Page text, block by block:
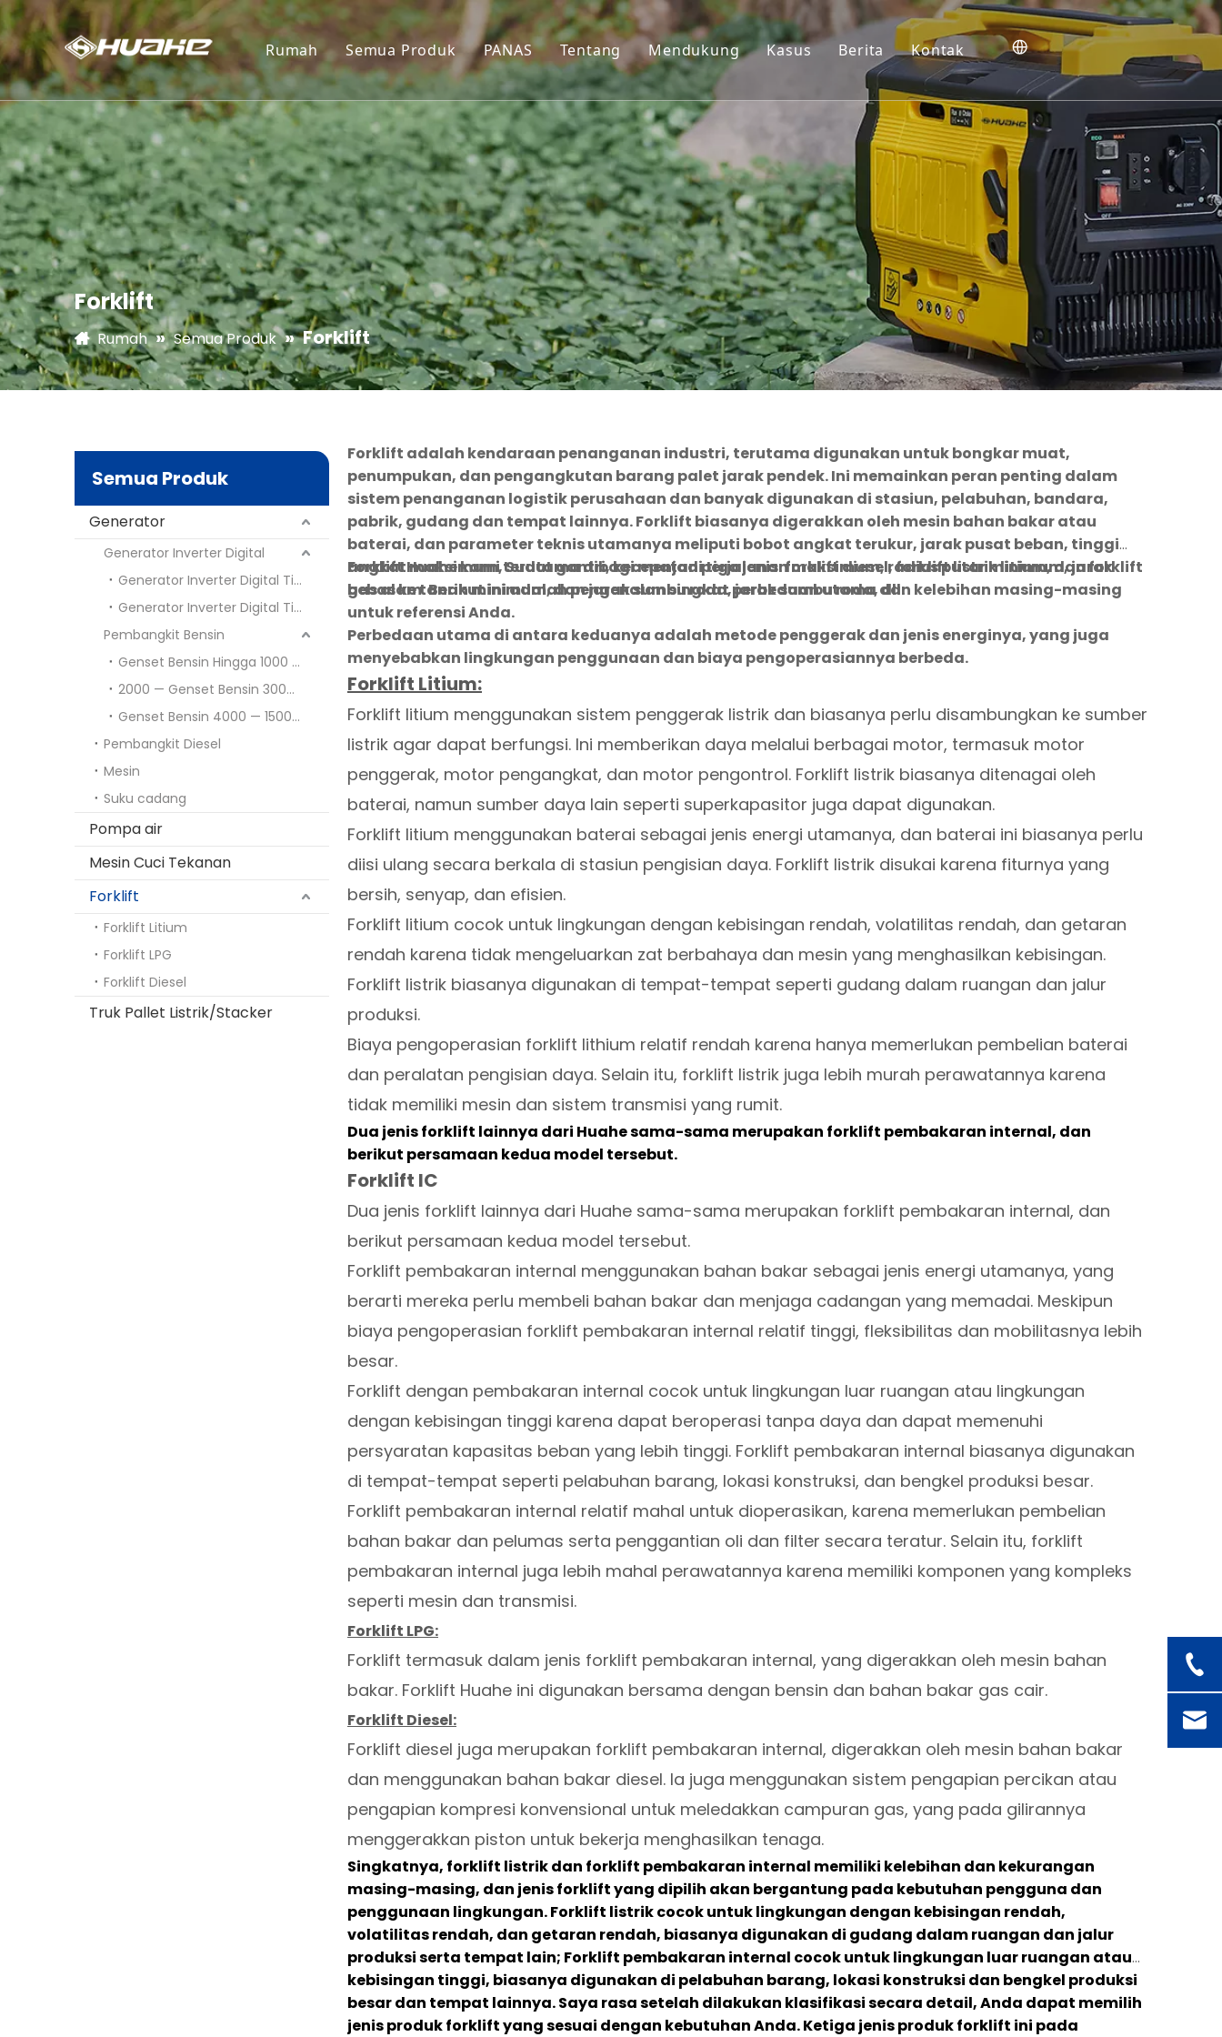
Rumah Semua Produk
Generator
Pompa air
Mesin Cuci Tekanan
Forklift
Truk Pallet Listrik/Stacker
PANAS
Pembangkit Inverter
Pompa Air Untuk Irigasi
Mesin Cuci Tekanan Tinggi
Tentang
Bengkel Produksi
Sertifikat
Kontrol Kualitas
Mendukung
Sumber
Pertanyaan Umum
Pemeliharaan dan Garansi
Kasus Berita Kontak
Forklift
Rumah » Semua Produk »Forklift
Semua Produk
Generator
Generator Inverter Digital
Generator Inverter Digital Tipe Terbuka
Generator Inverter Digital Tipe Senyap
Pembangkit Bensin
Genset Bensin Hingga 1000 Watt
2000 — Genset Bensin 3000 Watt
Genset Bensin 4000 — 15000 Watt
Pembangkit Diesel
Mesin
Suku cadang
Pompa air
Mesin Cuci Tekanan
Forklift
Forklift Litium
Forklift LPG
Forklift Diesel
Truk Pallet Listrik/Stacker
Forklift adalah kendaraan penanganan industri, terutama digunakan untuk bongkar muat,
penumpukan, dan pengangkutan barang palet jarak pendek. Ini memainkan peran penting dalam
sistem penanganan logistik perusahaan dan banyak digunakan di stasiun, pelabuhan, bandara,
pabrik, gudang dan tempat lainnya. Forklift biasanya digerakkan oleh mesin bahan bakar atau
baterai, dan parameter teknis utamanya meliputi bobot angkat terukur, jarak pusat beban, tinggi
angkat maksimum, Sudut gantri, kecepatan perjalanan maksimum, radius putar minimum, jarak
bebas ke tanah minimum, dan jarak sumbu roda, jarak sumbu roda, dll.
Forklift Huahe kami terutama dibagi menjadi tiga jenis: forklift diesel, forklift listrik litium, dan forklift
gas alam. Berikut ini adalah pengenalan singkat perbedaan utama dan kelebihan masing-masing
untuk referensi Anda.
Perbedaan utama di antara keduanya adalah metode penggerak dan jenis energinya, yang juga
menyebabkan lingkungan penggunaan dan biaya pengoperasiannya berbeda.
Forklift Litium:
Forklift litium menggunakan sistem penggerak listrik dan biasanya perlu disambungkan ke sumber
listrik agar dapat berfungsi. Ini memberikan daya melalui berbagai motor, termasuk motor
penggerak, motor pengangkat, dan motor pengontrol. Forklift listrik biasanya ditenagai oleh
baterai, namun sumber daya lain seperti superkapasitor juga dapat digunakan.
Forklift litium menggunakan baterai sebagai jenis energi utamanya, dan baterai ini biasanya perlu
diisi ulang secara berkala di stasiun pengisian daya. Forklift listrik disukai karena fiturnya yang
bersih, senyap, dan efisien.
Forklift litium cocok untuk lingkungan dengan kebisingan rendah, volatilitas rendah, dan getaran
rendah karena tidak mengeluarkan zat berbahaya dan mesin yang menghasilkan kebisingan.
Forklift listrik biasanya digunakan di tempat-tempat seperti gudang dalam ruangan dan jalur
produksi.
Biaya pengoperasian forklift lithium relatif rendah karena hanya memerlukan pembelian baterai
dan peralatan pengisian daya. Selain itu, forklift listrik juga lebih murah perawatannya karena
tidak memiliki mesin dan sistem transmisi yang rumit.
Dua jenis forklift lainnya dari Huahe sama-sama merupakan forklift pembakaran internal, dan
berikut persamaan kedua model tersebut.
Forklift IC
Dua jenis forklift lainnya dari Huahe sama-sama merupakan forklift pembakaran internal, dan
berikut persamaan kedua model tersebut.
Forklift pembakaran internal menggunakan bahan bakar sebagai jenis energi utamanya, yang
berarti mereka perlu membeli bahan bakar dan menjaga cadangan yang memadai. Meskipun
biaya pengoperasian forklift pembakaran internal relatif tinggi, fleksibilitas dan mobilitasnya lebih
besar.
Forklift dengan pembakaran internal cocok untuk lingkungan luar ruangan atau lingkungan
dengan kebisingan tinggi karena dapat beroperasi tanpa daya dan dapat memenuhi
persyaratan kapasitas beban yang lebih tinggi. Forklift pembakaran internal biasanya digunakan
di tempat-tempat seperti pelabuhan barang, lokasi konstruksi, dan bengkel produksi besar.
Forklift pembakaran internal relatif mahal untuk dioperasikan, karena memerlukan pembelian
bahan bakar dan pelumas serta penggantian oli dan filter secara teratur. Selain itu, forklift
pembakaran internal juga lebih mahal perawatannya karena memiliki komponen yang kompleks
seperti mesin dan transmisi.
Forklift LPG:
Forklift termasuk dalam jenis forklift pembakaran internal, yang digerakkan oleh mesin bahan
bakar. Forklift Huahe ini digunakan bersama dengan bensin dan bahan bakar gas cair.
Forklift Diesel:
Forklift diesel juga merupakan forklift pembakaran internal, digerakkan oleh mesin bahan bakar
dan menggunakan bahan bakar diesel. Ia juga menggunakan sistem pengapian percikan atau
pengapian kompresi konvensional untuk meledakkan campuran gas, yang pada gilirannya
menggerakkan piston untuk bekerja menghasilkan tenaga.
Singkatnya, forklift listrik dan forklift pembakaran internal memiliki kelebihan dan kekurangan
masing-masing, dan jenis forklift yang dipilih akan bergantung pada kebutuhan pengguna dan
penggunaan lingkungan. Forklift listrik cocok untuk lingkungan dengan kebisingan rendah,
volatilitas rendah, dan getaran rendah, biasanya digunakan di gudang dalam ruangan dan jalur
produksi serta tempat lain; Forklift pembakaran internal cocok untuk lingkungan luar ruangan atau
kebisingan tinggi, biasanya digunakan di pelabuhan barang, lokasi konstruksi dan bengkel produksi
besar dan tempat lainnya. Saya rasa setelah dilakukan klasifikasi secara detail, Anda dapat memilih
jenis produk forklift yang sesuai dengan kebutuhan Anda. Ketiga jenis produk forklift ini pada